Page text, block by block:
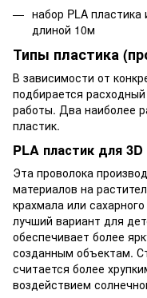
набор PLA
длиной 10м
Типы пластика
В зависимости от
подбирается
работы. Два наиболее
пластик.
PLA пластик для 3D
Эта проволока
материалов на
крахмала или
лучший вариант для
обеспечивает более
созданным объектам.
считается более
воздействием